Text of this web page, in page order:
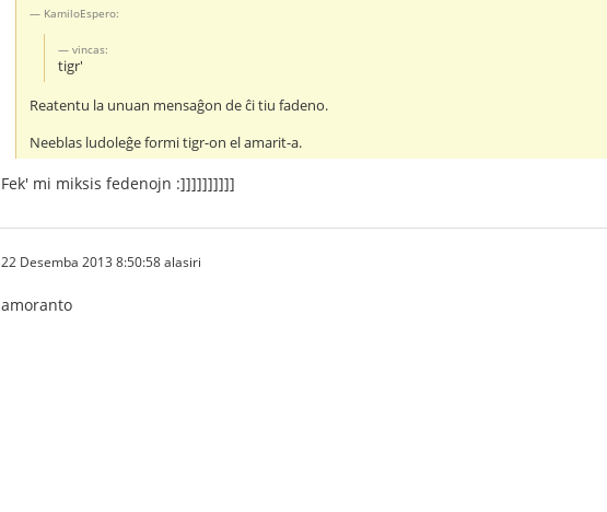
KamiloEspero:
vincas:
tigr'
Reatentu la unuan mensaĝon de ĉi tiu fadeno.
Neeblas ludoleĝe formi tigr-on el amarit-a.
Fek' mi miksis fedenojn :]]]]]]]]]]
22 Desemba 2013 8:50:58 alasiri
amoranto